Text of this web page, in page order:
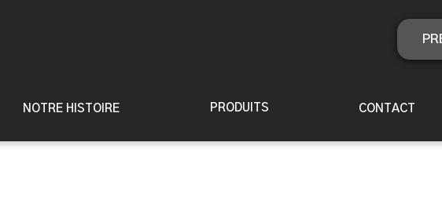
NOTRE HISTOIRE PRODUITS CONTACT